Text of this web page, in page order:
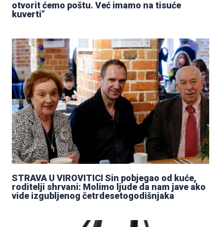
otvorit ćemo poštu. Već imamo na tisuće
kuverti”
STRAVA U VIROVITICI Sin pobjegao od kuće,
roditelji shrvani: Molimo ljude da nam jave ako
vide izgubljenog četrdesetogodišnjaka